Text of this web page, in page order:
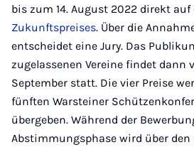
bis zum 14. August 2022 direkt auf
Zukunftspreises. Über die
entscheidet eine Jury. Das
zugelassenen Vereine findet dann
September statt. Die vier Preise
fünften Warsteiner
übergeben. Während der
Abstimmungsphase wird über